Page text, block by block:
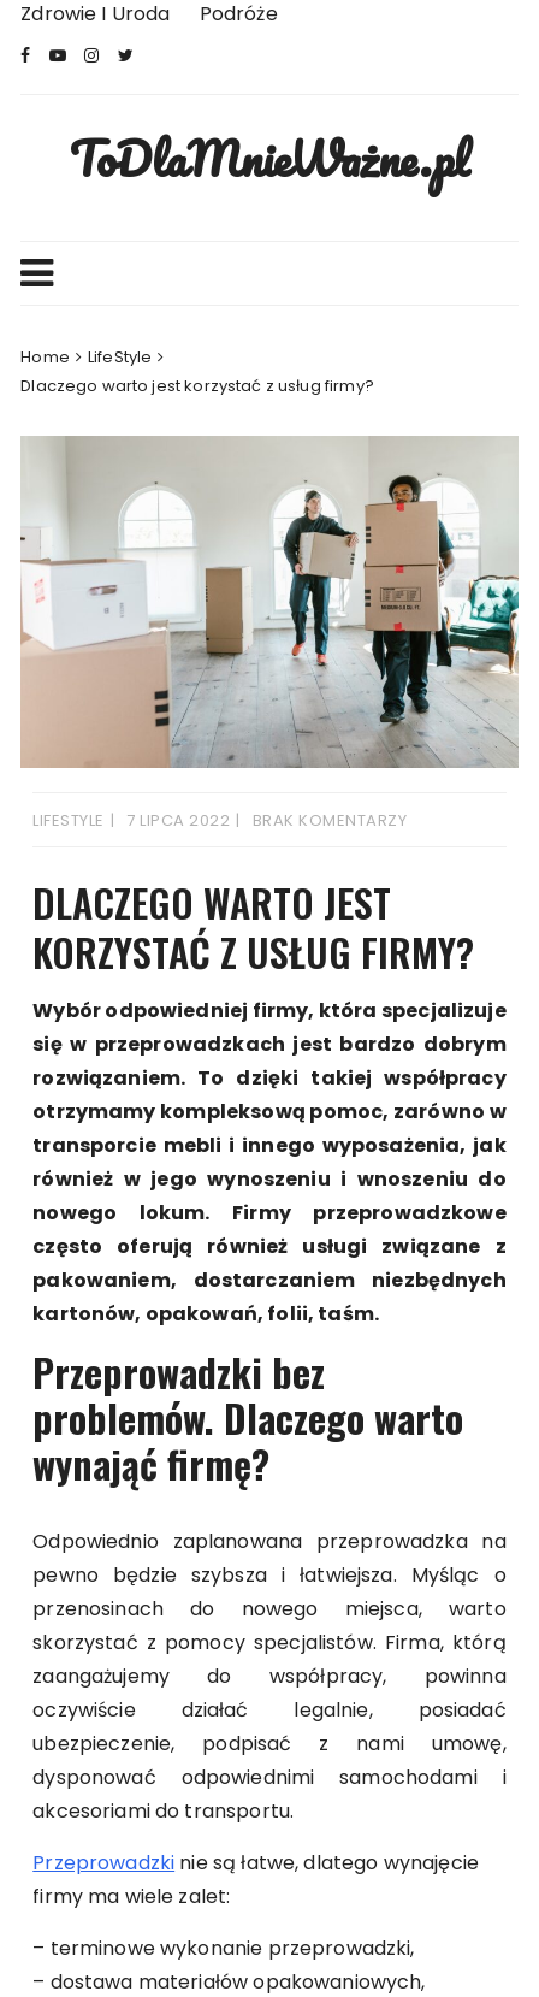
Skip
content
Zdrowie I Uroda Podróże
ToDlaMnieWażne.pl
Home
LifeStyle
Dlaczego warto jest korzystać z usług firmy?
LIFESTYLE 7 LIPCA 2022 BRAK KOMENTARZY
DLACZEGO WARTO JEST
KORZYSTAĆ Z USŁUG FIRMY?
Wybór odpowiedniej firmy, która specjalizuje
się w przeprowadzkach jest bardzo dobrym
rozwiązaniem. To dzięki takiej współpracy
otrzymamy kompleksową pomoc, zarówno w
transporcie mebli i innego wyposażenia, jak
również w jego wynoszeniu i wnoszeniu do
nowego lokum. Firmy przeprowadzkowe
często oferują również usługi związane z
pakowaniem, dostarczaniem niezbędnych
kartonów, opakowań, folii, taśm.
Przeprowadzki bez
problemów. Dlaczego warto
wynająć firmę?
Odpowiednio zaplanowana przeprowadzka na
pewno będzie szybsza i łatwiejsza. Myśląc o
przenosinach do nowego miejsca, warto
skorzystać z pomocy specjalistów. Firma, którą
zaangażujemy do współpracy, powinna
oczywiście działać legalnie, posiadać
ubezpieczenie, podpisać z nami umowę,
dysponować odpowiednimi samochodami i
akcesoriami do transportu.
Przeprowadzki nie są łatwe, dlatego wynajęcie
firmy ma wiele zalet:
– terminowe wykonanie przeprowadzki,
– dostawa materiałów opakowaniowych,